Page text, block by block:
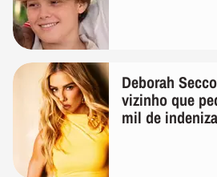
Deborah
vizinho que
mil de